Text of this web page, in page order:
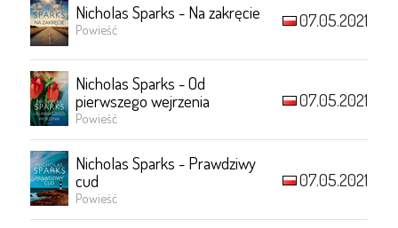
Nicholas Sparks - Na zakręcie
Powieść 07.05.2021
Nicholas Sparks - Od
pierwszego wejrzenia
Powieść
07.05.2021
Nicholas Sparks - Prawdziwy
cud
Powieść
07.05.2021